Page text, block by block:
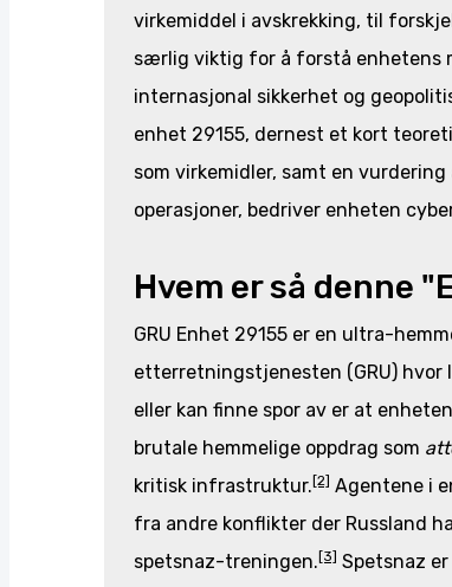
virkemiddel i avskrekking, til
særlig viktig for å forstå enhetens
internasjonal sikkerhet og
enhet 29155, dernest et kort
som virkemidler, samt en
operasjoner, bedriver enheten
Hvem er så denne
GRU Enhet 29155 er en ultra-
etterretningstjenesten (GRU) hvor
eller kan finne spor av er at
brutale hemmelige oppdrag som
kritisk infrastruktur. [2] Agentene i
fra andre konflikter der Russland
spetsnaz-treningen. [3] Spetsnaz